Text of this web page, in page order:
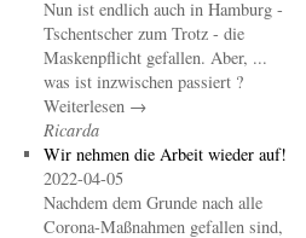
Nun ist endlich auch in Hamburg -
Tschentscher zum Trotz - die
Maskenpflicht gefallen. Aber, ...
was ist inzwischen passiert ?
Weiterlesen →
Ricarda
Wir nehmen die Arbeit wieder auf!
2022-04-05
Nachdem dem Grunde nach alle
Corona-Maßnahmen gefallen sind,